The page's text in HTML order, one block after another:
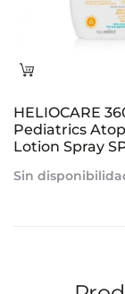
Leer
HELIOCARE
Pediatrics
Lotion Spray
Sin